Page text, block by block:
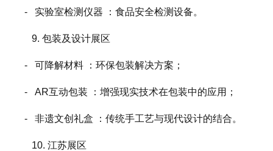
- 实验室检测仪器 ：食品安全检测设备。
9. 包装及设计展区
- 可降解材料 ：环保包装解决方案；
- AR互动包装 ：增强现实技术在包装中的应用；
- 非遗文创礼盒 ：传统手工艺与现代设计的结合。
10. 江苏展区